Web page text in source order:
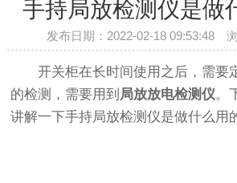
手持局放检测仪是做
发布日期：2022-02-18 09:53:48
开关柜在长时间使用之后，需要
的检测，需要用到 局放放电检测仪。
讲解一下手持局放检测仪是做什么用